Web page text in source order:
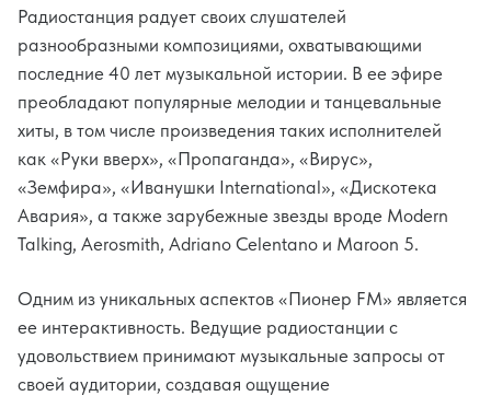
Радиостанция радует своих слушателей
разнообразными композициями, охватывающими
последние 40 лет музыкальной истории. В ее эфире
преобладают популярные мелодии и танцевальные
хиты, в том числе произведения таких исполнителей
как «Руки вверх», «Пропаганда», «Вирус»,
«Земфира», «Иванушки International», «Дискотека
Авария», а также зарубежные звезды вроде Modern
Talking, Aerosmith, Adriano Celentano и Maroon 5.
Одним из уникальных аспектов «Пионер FM» является
ее интерактивность. Ведущие радиостанции с
удовольствием принимают музыкальные запросы от
своей аудитории, создавая ощущение